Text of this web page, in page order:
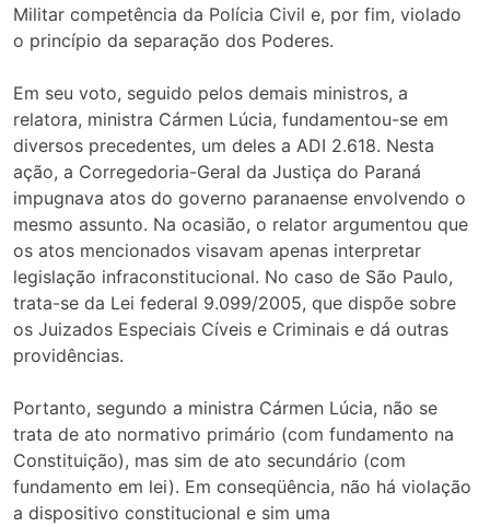
Militar competência da Polícia Civil e, por fim, violado
o princípio da separação dos Poderes.
Em seu voto, seguido pelos demais ministros, a
relatora, ministra Cármen Lúcia, fundamentou-se em
diversos precedentes, um deles a ADI 2.618. Nesta
ação, a Corregedoria-Geral da Justiça do Paraná
impugnava atos do governo paranaense envolvendo o
mesmo assunto. Na ocasião, o relator argumentou que
os atos mencionados visavam apenas interpretar
legislação infraconstitucional. No caso de São Paulo,
trata-se da Lei federal 9.099/2005, que dispõe sobre
os Juizados Especiais Cíveis e Criminais e dá outras
providências.
Portanto, segundo a ministra Cármen Lúcia, não se
trata de ato normativo primário (com fundamento na
Constituição), mas sim de ato secundário (com
fundamento em lei). Em conseqüência, não há violação
a dispositivo constitucional e sim uma